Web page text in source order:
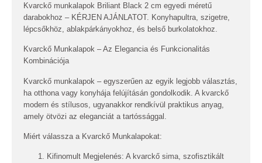
Kvarckő munkalapok Briliant Black 2 cm egyedi méretű
darabokhoz – KÉRJEN AJÁNLATOT. Konyhapultra, szigetre,
lépcsőkhöz, ablakpárkányokhoz, és belső burkolatokhoz.
Kvarckő Munkalapok – Az Elegancia és Funkcionalitás
Kombinációja
Kvarckő munkalapok – egyszerűen az egyik legjobb választás,
ha otthona vagy konyhája felújításán gondolkodik. A kvarckő
modern és stílusos, ugyanakkor rendkívül praktikus anyag,
amely ötvözi az eleganciát a tartóssággal.
Miért válassza a Kvarckő Munkalapokat:
Kifinomult Megjelenés: A kvarckő sima, szofisztikált